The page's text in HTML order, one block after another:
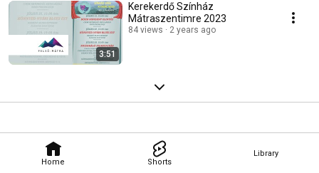
Home Shorts
Library
3:51
Kerekerdő Színház
Mátraszentimre 2023
84 views 2 years ago